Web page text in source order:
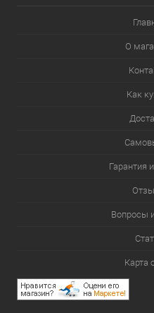
О
Как
Гарантия
Вопросы
Карта